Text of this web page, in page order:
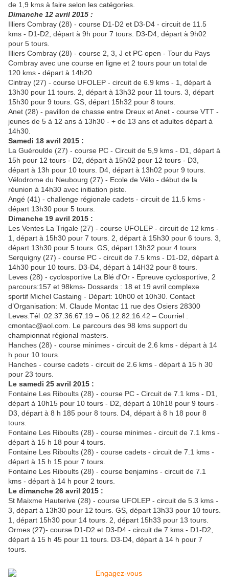
de 1,9 kms à faire selon les catégories.
Dimanche 12 avril 2015 :
Illiers Combray (28) - course D1-D2 et D3-D4 - circuit de 11.5
kms - D1-D2, départ à 9h pour 7 tours. D3-D4, départ à 9h02
pour 5 tours.
Illiers Combray (28) - course 2, 3, J et PC open - Tour du Pays
Combray avec une course en ligne et 2 tours pour un total de
120 kms - départ à 14h20
Cintray (27) - course UFOLEP - circuit de 6.9 kms - 1, départ à
13h30 pour 11 tours. 2, départ à 13h32 pour 11 tours. 3, départ
15h30 pour 9 tours. GS, départ 15h32 pour 8 tours.
Anet (28) - pavillon de chasse entre Dreux et Anet - course VTT -
jeunes de 5 à 12 ans à 13h30 - + de 13 ans et adultes départ à
14h30.
Samedi 18 avril 2015 :
La Guéroulde (27) - course PC - Circuit de 5,9 kms - D1, départ à
15h pour 12 tours - D2, départ à 15h02 pour 12 tours - D3,
départ à 13h pour 10 tours. D4, départ à 13h02 pour 9 tours.
Vélodrome du Neubourg (27) - Ecole de Vélo - début de la
réunion à 14h30 avec initiation piste.
Angé (41) - challenge régionale cadets - circuit de 11.5 kms -
départ 13h30 pour 5 tours.
Dimanche 19 avril 2015 :
Les Ventes La Trigale (27) - course UFOLEP - circuit de 12 kms -
1, départ à 15h30 pour 7 tours. 2, départ à 15h30 pour 6 tours. 3,
départ 13h30 pour 5 tours. GS, départ 13h32 pour 4 tours.
Serquigny (27) - course PC - circuit de 7.5 kms - D1-D2, départ à
14h30 pour 10 tours. D3-D4, départ à 14H32 pour 8 tours.
Leves (28) - cyclosportive La Blé d'Or - Epreuve cyclosportive, 2
parcours:157 et 98kms- Dossards : 18 et 19 avril complexe
sportif Michel Castaing - Départ: 10h00 et 10h30. Contact
d’Organisation: M. Claude Montac 11 rue des Osiers 28300
Leves.Tél :02.37.36.67.19 – 06.12.82.16.42 – Courriel :
cmontac@aol.com. Le parcours des 98 kms support du
championnat régional masters.
Hanches (28) - course minimes - circuit de 2.6 kms - départ à 14
h pour 10 tours.
Hanches - course cadets - circuit de 2.6 kms - départ à 15 h 30
pour 23 tours.
Le samedi 25 avril 2015 :
Fontaine Les Riboults (28) - course PC - Circuit de 7.1 kms - D1,
départ à 10h15 pour 10 tours - D2, départ à 10h18 pour 9 tours -
D3, départ à 8 h 185 pour 8 tours. D4, départ à 8 h 18 pour 8
tours.
Fontaine Les Riboults (28) - course minimes - circuit de 7.1 kms -
départ à 15 h 18 pour 4 tours.
Fontaine Les Riboults (28) - course cadets - circuit de 7.1 kms -
départ à 15 h 15 pour 7 tours.
Fontaine Les Riboults (28) - course benjamins - circuit de 7.1
kms - départ à 14 h pour 2 tours.
Le dimanche 26 avril 2015 :
St Maixme Hauterive (28) - course UFOLEP - circuit de 5.3 kms -
3, départ à 13h30 pour 12 tours. GS, départ 13h33 pour 10 tours.
1, départ 15h30 pour 14 tours. 2, départ 15h33 pour 13 tours.
Ormes (27)- course D1-D2 et D3-D4 - circuit de 7 kms - D1-D2,
départ à 15 h 45 pour 11 tours. D3-D4, départ à 14 h pour 7
tours.